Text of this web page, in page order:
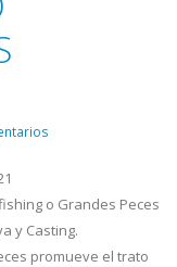
o Grandes Peces
y Casting.
promueve el trato